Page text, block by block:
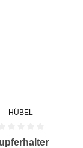
HÜBEL
Bewertung von 0